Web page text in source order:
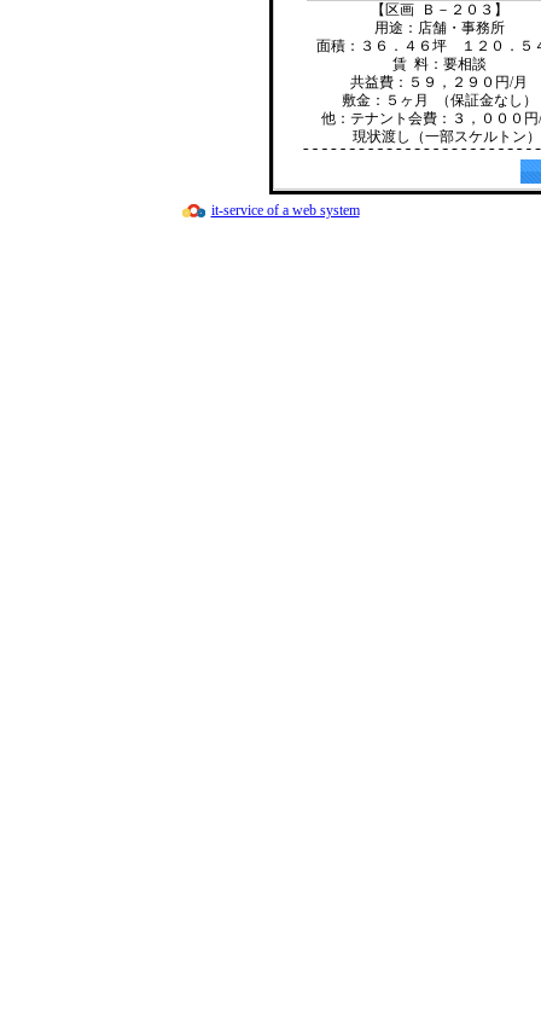
【区画 Ｂ－２０３】
用途：店舗・事務所
面積：３６．４６坪 １２０．５
賃 料：要相談
共益費：５９，２９０円/月
敷金：５ヶ月 （保証金なし）
他：テナント会費：３，０００円
現状渡し（一部スケルトン）
it-service of a web system